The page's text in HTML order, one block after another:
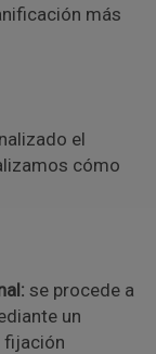
más
el
cómo
se procede a
un
fijación